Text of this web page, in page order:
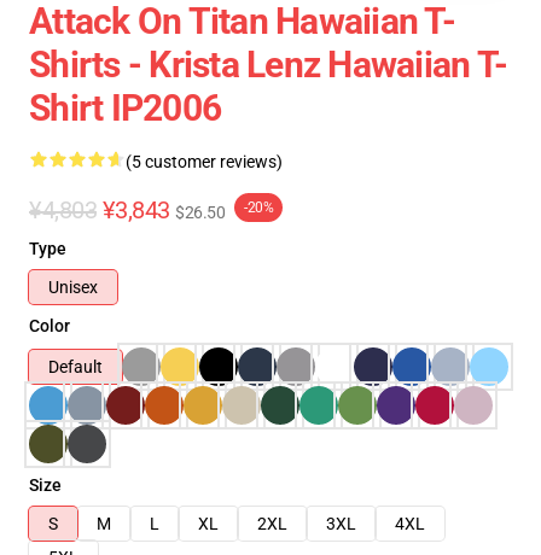
Attack On Titan Hawaiian T-
Shirts - Krista Lenz Hawaiian T-
Shirt IP2006
(5 customer reviews)
¥4,803 ¥3,843 $26.50 -20%
Type
Unisex
Color
Default
Size
S
M L XL 2XL 3XL
4XL